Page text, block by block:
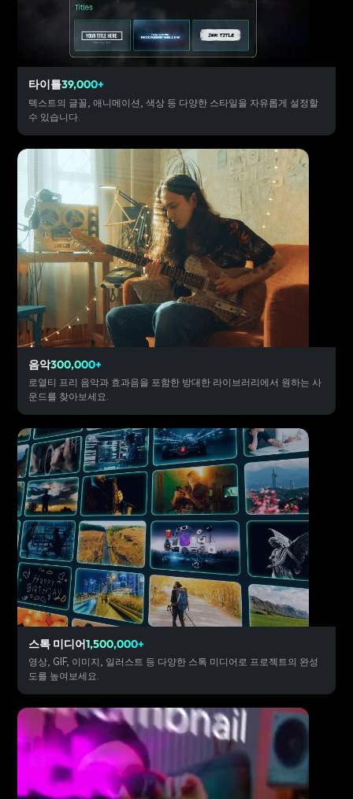
타이틀39,000+
텍스트의 글꼴, 애니메이션, 색상 등 다양한 스타일을 자유롭게 설정할
수 있습니다.
음악300,000+
로열티 프리 음악과 효과음을 포함한 방대한 라이브러리에서 원하는 사
운드를 찾아보세요.
스톡 미디어1,500,000+
영상, GIF, 이미지, 일러스트 등 다양한 스톡 미디어로 프로젝트의 완성
도를 높여보세요.